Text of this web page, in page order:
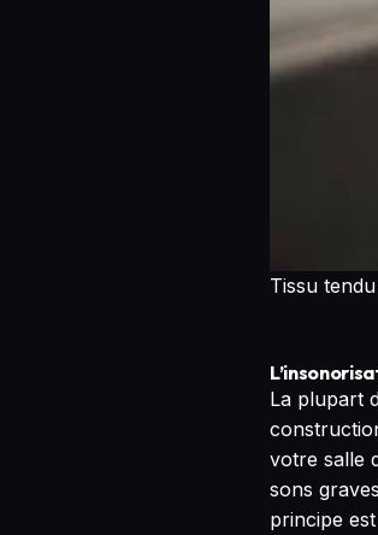
Tissu
La plupart
votre salle
sons
principe